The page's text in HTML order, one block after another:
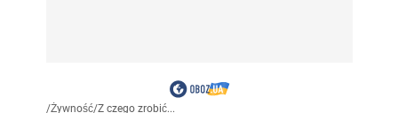
/Żywność/Z czego zrobić...